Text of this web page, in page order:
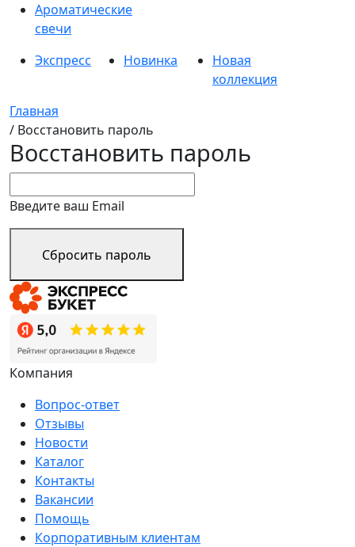
Ароматические
свечи
Экспресс
Новинка
Новая
коллекция
Главная
/ Восстановить пароль
Восстановить пароль
Введите ваш Email
Сбросить пароль
Компания
Вопрос-ответ
Отзывы
Новости
Каталог
Контакты
Вакансии
Помощь
Корпоративным клиентам